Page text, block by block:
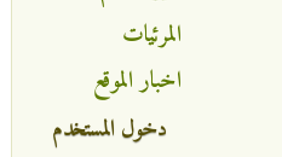
المرئيات
اخبار الموقع
دخول المستخدم